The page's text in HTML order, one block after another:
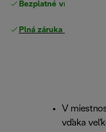
Bezplatné vrátenie
Plná záruka výrobcu
V
vďaka